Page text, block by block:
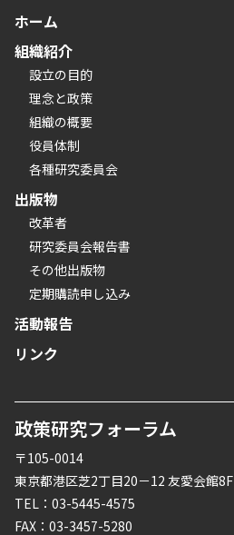
ゲ
ー
シ
政策研究フォーラム
〒105-0014
東京都港区芝2丁目20－12 友愛会館8F
TEL：03-5445-4575
FAX：03-3457-5280
ホーム
組織紹介
設立の目的
理念と政策
組織の概要
役員体制
各種研究委員会
出版物
改革者
研究委員会報告書
その他出版物
定期購読申し込み
活動報告
リンク